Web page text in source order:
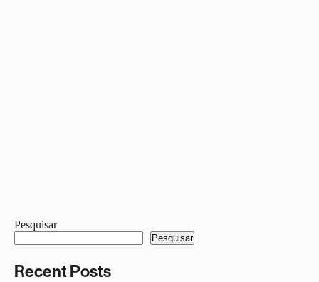
Pesquisar
Pesquisar
Recent Posts